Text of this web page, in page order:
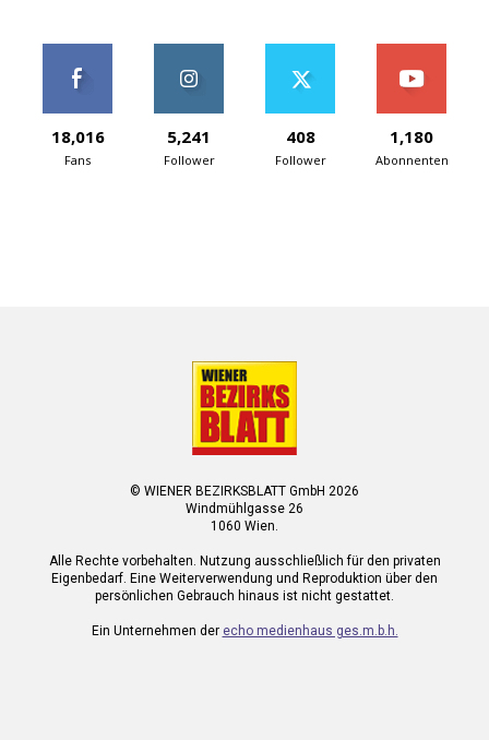
18,016
Fans
5,241
Follower
408
Follower
1,180
Abonnenten
© WIENER BEZIRKSBLATT GmbH 2026
Windmühlgasse 26
1060 Wien.
Alle Rechte vorbehalten. Nutzung ausschließlich für den privaten
Eigenbedarf. Eine Weiterverwendung und Reproduktion über den
persönlichen Gebrauch hinaus ist nicht gestattet.
Ein Unternehmen der echo medienhaus ges.m.b.h.